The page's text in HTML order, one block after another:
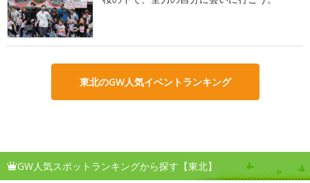
東北のGW人気イベントランキング
GW人気スポットランキングから探す【東北】